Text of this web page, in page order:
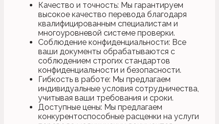
Качество и точность: Мы гарантируем
высокое качество перевода благодаря
квалифицированным специалистам и
многоуровневой системе проверки.
Соблюдение конфиденциальности: Все
ваши документы обрабатываются с
соблюдением строгих стандартов
конфиденциальности и безопасности.
Гибкость в работе: Мы предлагаем
индивидуальные условия сотрудничества,
учитывая ваши требования и сроки.
Доступные цены: Мы предлагаем
конкурентоспособные расценки на услуги